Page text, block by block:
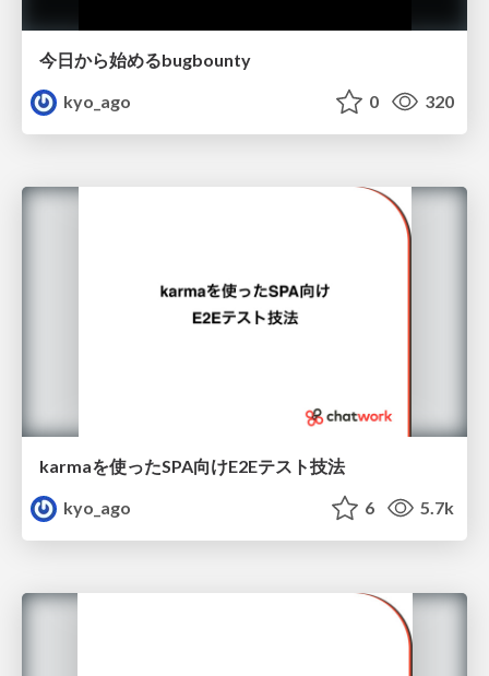
今日から始めるbugbounty
kyo_ago
0 320
karmaを使ったSPA向けE2Eテスト技法
kyo_ago
6 5.7k